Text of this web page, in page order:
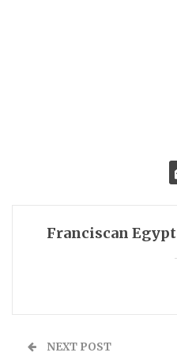
Franciscan Egypt
NEXT POST